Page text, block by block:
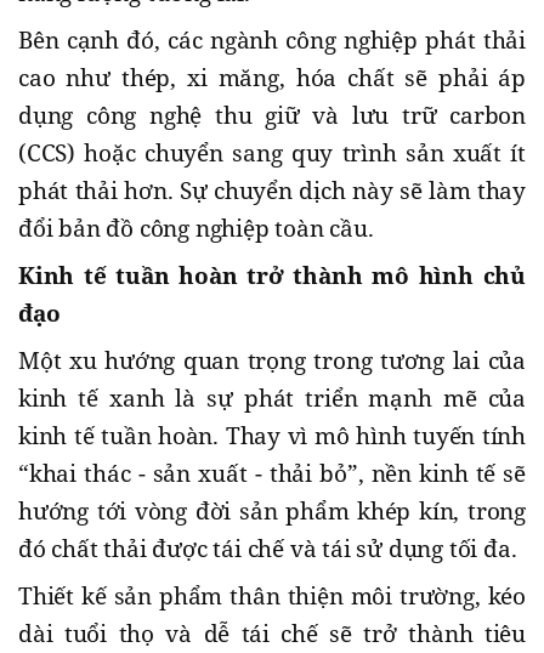
Bên cạnh đó, các ngành công nghiệp phát thải
cao như thép, xi măng, hóa chất sẽ phải áp
dụng công nghệ thu giữ và lưu trữ carbon
(CCS) hoặc chuyển sang quy trình sản xuất ít
phát thải hơn. Sự chuyển dịch này sẽ làm thay
đổi bản đồ công nghiệp toàn cầu.
Kinh tế tuần hoàn trở thành mô hình chủ
đạo
Một xu hướng quan trọng trong tương lai của
kinh tế xanh là sự phát triển mạnh mẽ của
kinh tế tuần hoàn. Thay vì mô hình tuyến tính
“khai thác - sản xuất - thải bỏ”, nền kinh tế sẽ
hướng tới vòng đời sản phẩm khép kín, trong
đó chất thải được tái chế và tái sử dụng tối đa.
Thiết kế sản phẩm thân thiện môi trường, kéo
dài tuổi thọ và dễ tái chế sẽ trở thành tiêu